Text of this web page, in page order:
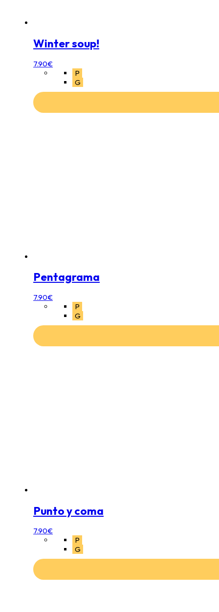
Winter soup!
7.90€
P
G
Pentagrama
7.90€
P
G
Punto y coma
7.90€
P
G